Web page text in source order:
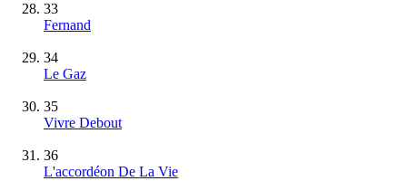
33
Fernand
34
Le Gaz
35
Vivre Debout
36
L'accordéon De La Vie